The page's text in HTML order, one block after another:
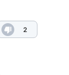
2